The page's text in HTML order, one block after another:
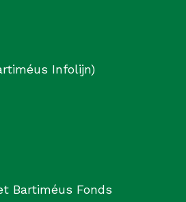
Infolijn)
Bartiméus Fonds